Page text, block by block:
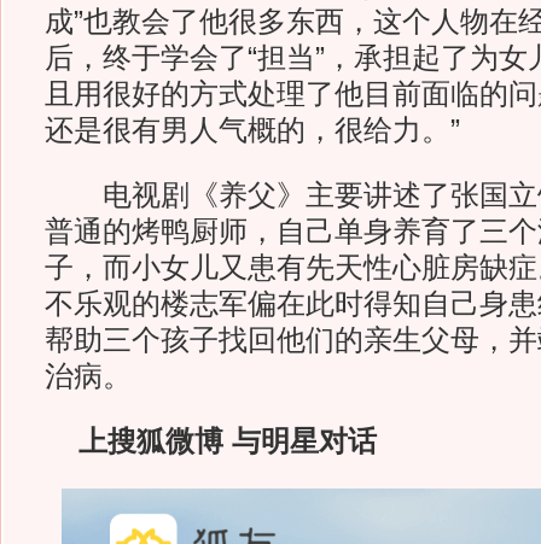
成”也教会了他很多东西，这个人物在
后，终于学会了“担当”，承担起了为
且用很好的方式处理了他目前面临的
还是很有男人气概的，很给力。”
电视剧《养父》主要讲述了张国立
普通的烤鸭厨师，自己单身养育了三
子，而小女儿又患有先天性心脏房缺
不乐观的楼志军偏在此时得知自己身
帮助三个孩子找回他们的亲生父母，
治病。
上搜狐微博 与明星对话